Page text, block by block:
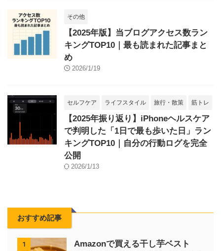
その他
【2025年版】当ブログアクセス数ラン
キングTOP10｜最も読まれた記事まと
め
2026/1/19
セルフケア ライフスタイル 旅行・散策 筋トレ
【2025年振り返り】iPhoneヘルスケア
で判明した「1日で最も歩いた日」ラン
キングTOP10｜自分の行動ログを完全
公開
2026/1/13
おすすめ記事
1
Amazonで買える干し芋ベスト